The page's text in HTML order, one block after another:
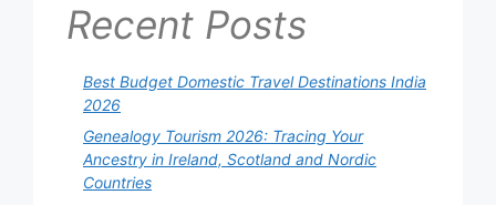
Recent Posts
Best Budget Domestic Travel Destinations India
2026
Genealogy Tourism 2026: Tracing Your
Ancestry in Ireland, Scotland and Nordic
Countries